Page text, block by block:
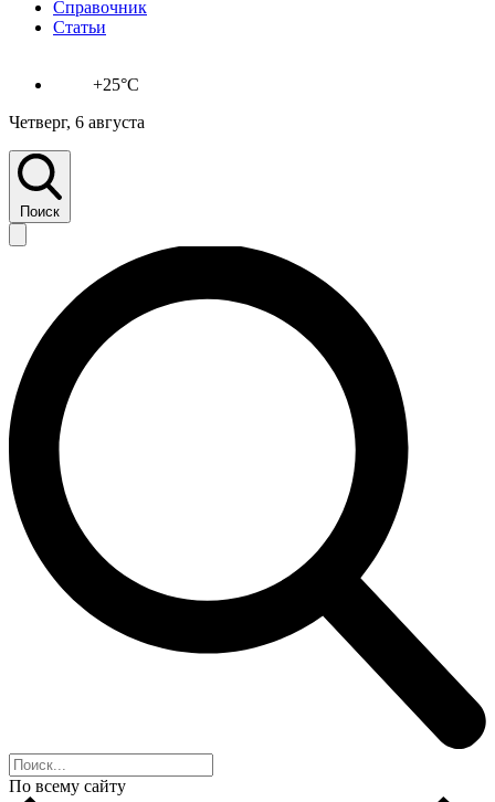
Справочник
Статьи
+25°C
Четверг, 6 августа
Поиск
По всему сайту